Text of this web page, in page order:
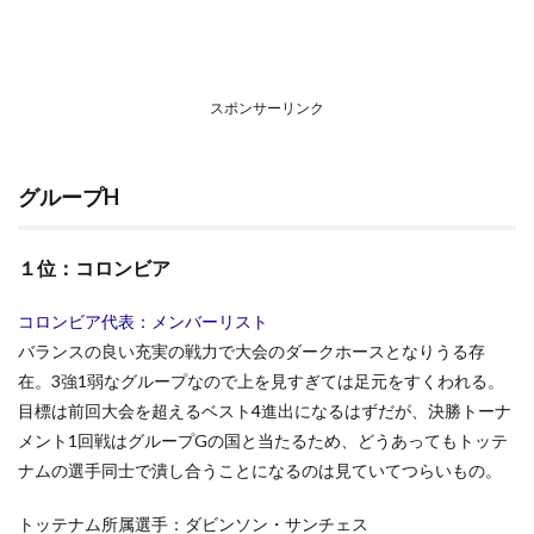
スポンサーリンク
グループH
１位：コロンビア
コロンビア代表：メンバーリスト
バランスの良い充実の戦力で大会のダークホースとなりうる存
在。3強1弱なグループなので上を見すぎては足元をすくわれる。
目標は前回大会を超えるベスト4進出になるはずだが、決勝トーナ
メント1回戦はグループGの国と当たるため、どうあってもトッテ
ナムの選手同士で潰し合うことになるのは見ていてつらいもの。
トッテナム所属選手：ダビンソン・サンチェス